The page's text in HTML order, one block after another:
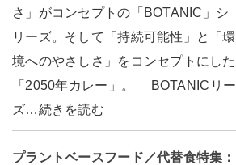
さ」がコンセプトの「BOTANIC」シ
リーズ。そして「持続可能性」と「環
境へのやさしさ」をコンセプトにした
「2050年カレー」。 BOTANICリー
ズ…続きを読む
プラントベースフード／代替食特集：